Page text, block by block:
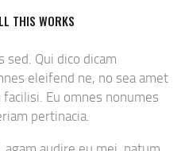
THIS WORKS
Qui dico dicam
eleifend ne, no sea amet
Eu omnes nonumes
pertinacia.